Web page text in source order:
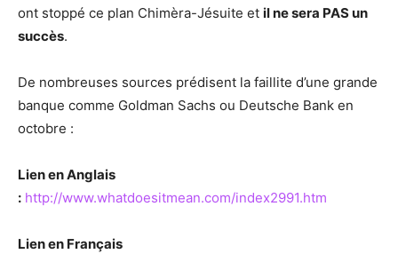
ont stoppé ce plan Chimèra-Jésuite et il ne sera PAS un
succès.
De nombreuses sources prédisent la faillite d’une grande
banque comme Goldman Sachs ou Deutsche Bank en
octobre :
Lien en Anglais
: http://www.whatdoesitmean.com/index2991.htm
Lien en Français